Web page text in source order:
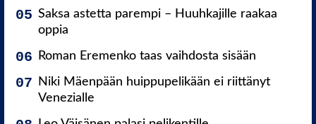
Saksa astetta parempi – Huuhkajille raakaa
oppia
Roman Eremenko taas vaihdosta sisään
Niki Mäenpään huippupelikään ei riittänyt
Venezialle